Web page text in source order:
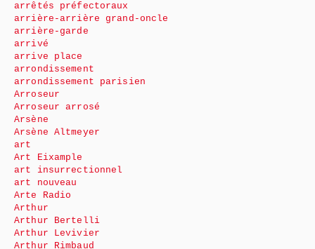
arrêtés préfectoraux
arrière-arrière grand-oncle
arrière-garde
arrivé
arrive place
arrondissement
arrondissement parisien
Arroseur
Arroseur arrosé
Arsène
Arsène Altmeyer
art
Art Eixample
art insurrectionnel
art nouveau
Arte Radio
Arthur
Arthur Bertelli
Arthur Levivier
Arthur Rimbaud